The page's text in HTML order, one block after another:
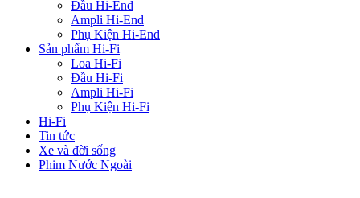
Đầu Hi-End
Ampli Hi-End
Phụ Kiện Hi-End
Sản phẩm Hi-Fi
Loa Hi-Fi
Đầu Hi-Fi
Ampli Hi-Fi
Phụ Kiện Hi-Fi
Hi-Fi
Tin tức
Xe và đời sống
Phim Nước Ngoài